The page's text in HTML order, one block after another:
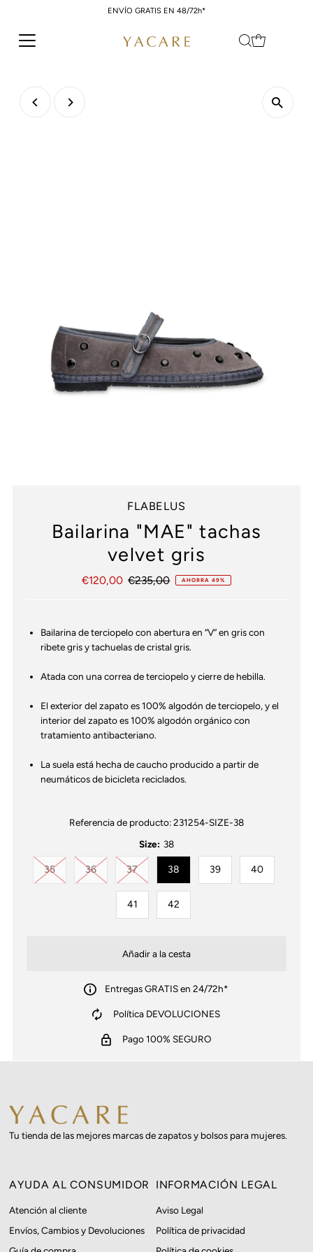
Ir directamente al contenido
ENVÍO GRATIS EN 48/72h*
FLABELUS
Bailarina "MAE" tachas
velvet gris
Precio
€120,00 Precio
€235,00 AHORRA 49%
Bailarina de terciopelo con abertura en “V” en gris con
ribete gris y tachuelas de cristal gris.
Atada con una correa de terciopelo y cierre de hebilla.
El exterior del zapato es 100% algodón de terciopelo, y el
interior del zapato es 100% algodón orgánico con
tratamiento antibacteriano.
La suela está hecha de caucho producido a partir de
neumáticos de bicicleta reciclados.
Referencia de producto:231254-SIZE-38
Size: 38
35Variante agotada o no disponible
36Variante agotada o no disponible
37Variante agotada o no disponible
38 39 40
41 42
Entregas GRATIS en 24/72h*
Política DEVOLUCIONES
Pago 100% SEGURO
Tu tienda de las mejores marcas de zapatos y bolsos para mujeres.
AYUDA AL CONSUMIDOR
Atención al cliente
Envíos, Cambios y Devoluciones
INFORMACIÓN LEGAL
Aviso Legal
Política de privacidad